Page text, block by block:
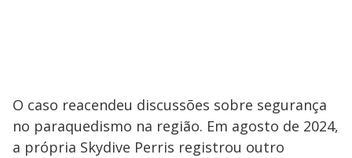
O caso reacendeu discussões sobre segurança
no paraquedismo na região. Em agosto de 2024,
a própria Skydive Perris registrou outro